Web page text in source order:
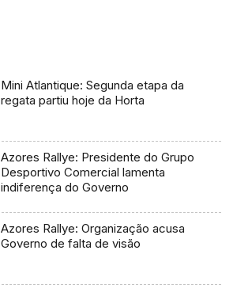
Mini Atlantique: Segunda etapa da
regata partiu hoje da Horta
Azores Rallye: Presidente do Grupo
Desportivo Comercial lamenta
indiferença do Governo
Azores Rallye: Organização acusa
Governo de falta de visão